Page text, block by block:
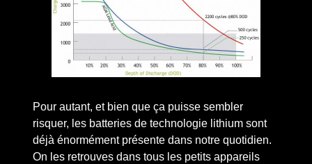
Pour autant, et bien que ça puisse sembler
risquer, les batteries de technologie lithium sont
déjà énormément présente dans notre quotidien.
On les retrouves dans tous les petits appareils